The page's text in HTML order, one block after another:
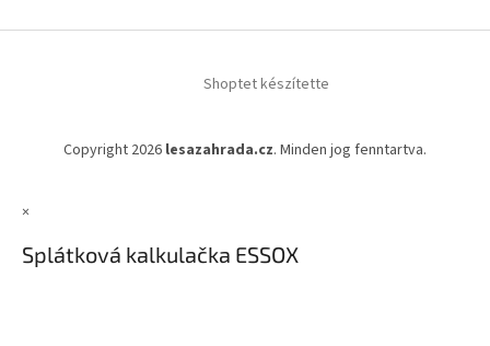
Shoptet készítette
Copyright 2026 lesazahrada.cz. Minden jog fenntartva.
×
Splátková kalkulačka ESSOX